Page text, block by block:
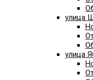
улица
улица